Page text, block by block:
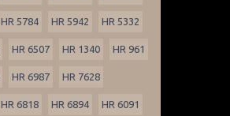
HR 5784 HR 5942 HR 5332
HR 6507 HR 1340 HR 961
HR 6987 HR 7628
HR 6818 HR 6894 HR 6091